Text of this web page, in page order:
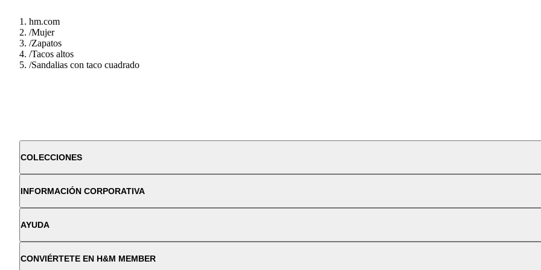
hm.com
/Mujer
/Zapatos
/Tacos altos
/Sandalias con taco cuadrado
COLECCIONES
INFORMACIÓN CORPORATIVA
AYUDA
CONVIÉRTETE EN H&M MEMBER